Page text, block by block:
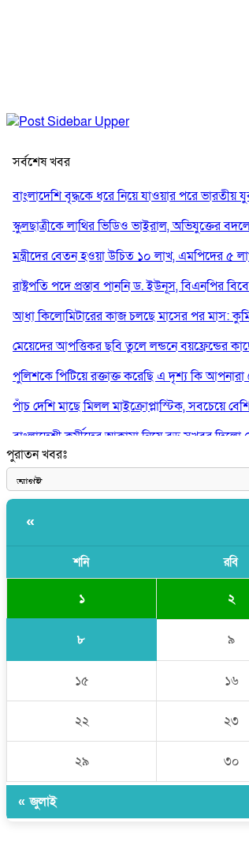
সর্বশেষ খবর
বাংলাদেশি বৃদ্ধকে ধরে নিয়ে যাওয়ার পরে ভারতীয়
স্কুলছাত্রীকে লাথির ভিডিও ভাইরাল, অভিযুক্তের
মন্ত্রীদের বেতন হওয়া উচিত ১০ লাখ, এমপিদের ৫
রাষ্ট্রপতি পদে প্রস্তাব পাননি ড. ইউনূস, বিএনপির
আধা কিলোমিটারের কাজ চলছে মাসের পর মাস:
মেয়েদের আপত্তিকর ছবি তুলে লন্ডনে বয়ফ্রেন্ডের
পুলিশকে পিটিয়ে রক্তাক্ত করেছি এ দৃশ্য কি আপনারা
পাঁচ দেশি মাছে মিলল মাইক্রোপ্লাস্টিক, সবচেয়ে
বাংলাদেশী কর্মীদের আকামা নিয়ে বড় সুখবর দিলো
ভারতের পূর্ব সীমান্তে এখন ‘আরেকটি পাকিস্তান’
পুরাতন খবরঃ
«
শনি রবি
১ ২
৮ ৯
১৫ ১৬
২২ ২৩
২৯ ৩০
« জুলাই